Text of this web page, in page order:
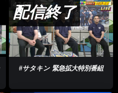
43:58
配信終了
#サタキン 緊急拡大特別番組